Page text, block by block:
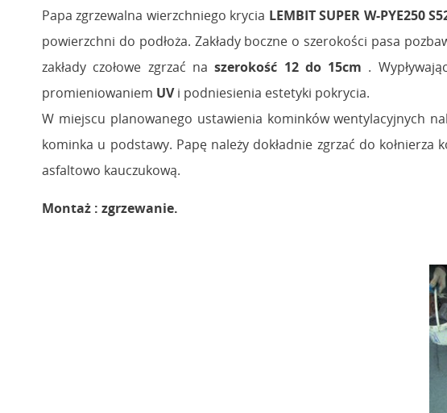
Papa zgrzewalna wierzchniego krycia LEMBIT SUPER W-PYE250
powierzchni do podłoża. Zakłady boczne o szerokości pasa
zakłady czołowe zgrzać naszerokość 12 do 15cm .
promieniowaniem UVi podniesienia estetyki pokrycia.
W miejscu planowanego ustawienia kominków wentylacyjnych
kominka u podstawy. Papę należy dokładnie zgrzać do
asfaltowo kauczukową.
Montaż : zgrzewanie.